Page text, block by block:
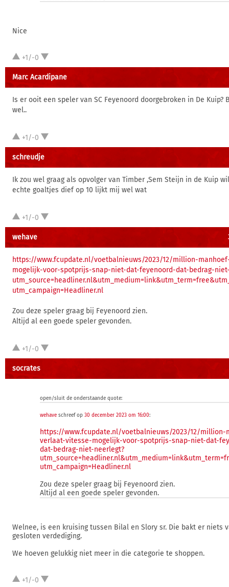
Nice
+1/-0
Marc Acardipane
Is er ooit een speler van SC Feyenoord doorgebroken in De Kuip?
wel..
+1/-0
schreudje
Ik zou wel graag als opvolger van Timber ,Sem Steijn in de Kuip
echte goaltjes dief op 10 lijkt mij wel wat
+1/-0
wehave
https://www.fcupdate.nl/voetbalnieuws/2023/12/million-
mogelijk-voor-spotprijs-snap-niet-dat-feyenoord-dat-bedrag-
utm_campaign=Headliner.nl
Zou deze speler graag bij Feyenoord zien.
Altijd al een goede speler gevonden.
+1/-0
socrates
open/sluit de onderstaande quote:
wehave schreef op30 december 2023 om 16:00:
https://www.fcupdate.nl/voetbalnieuws/2023/12/million-
verlaat-vitesse-mogelijk-voor-spotprijs-snap-niet-dat-
dat-bedrag-niet-neerlegt?
utm_campaign=Headliner.nl
Zou deze speler graag bij Feyenoord zien.
Altijd al een goede speler gevonden.
Welnee, is een kruising tussen Bilal en Slory sr. Die bakt er niets
gesloten verdediging.
We hoeven gelukkig niet meer in die categorie te shoppen.
+1/-0